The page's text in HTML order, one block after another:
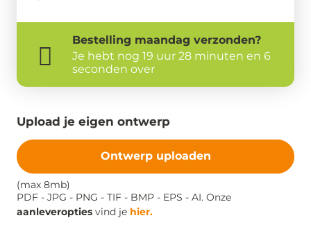
Bestelling maandag verzonden?
Je hebt nog 19 uur 28 minuten en 6
seconden over
Upload je eigen ontwerp
Ontwerp uploaden
(max 8mb)
PDF - JPG - PNG - TIF - BMP - EPS - AI. Onze
aanleveropties vind je hier.